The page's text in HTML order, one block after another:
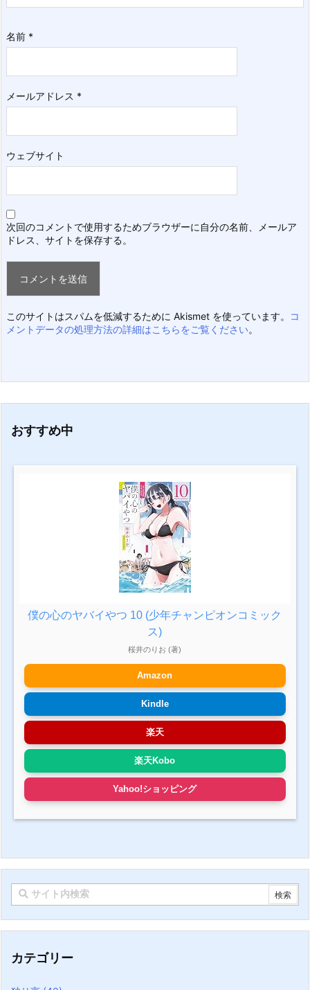
名前 *
メールアドレス *
ウェブサイト
次回のコメントで使用するためブラウザーに自分の名前、メールア
ドレス、サイトを保存する。
このサイトはスパムを低減するために Akismet を使っています。
コ
メントデータの処理方法の詳細はこちらをご覧ください。
おすすめ中
僕の心のヤバイやつ 10 (少年チャンピオンコミック
ス)
桜井のりお (著)
Amazon
Kindle
楽天
楽天Kobo
Yahoo!ショッピング
カテゴリー